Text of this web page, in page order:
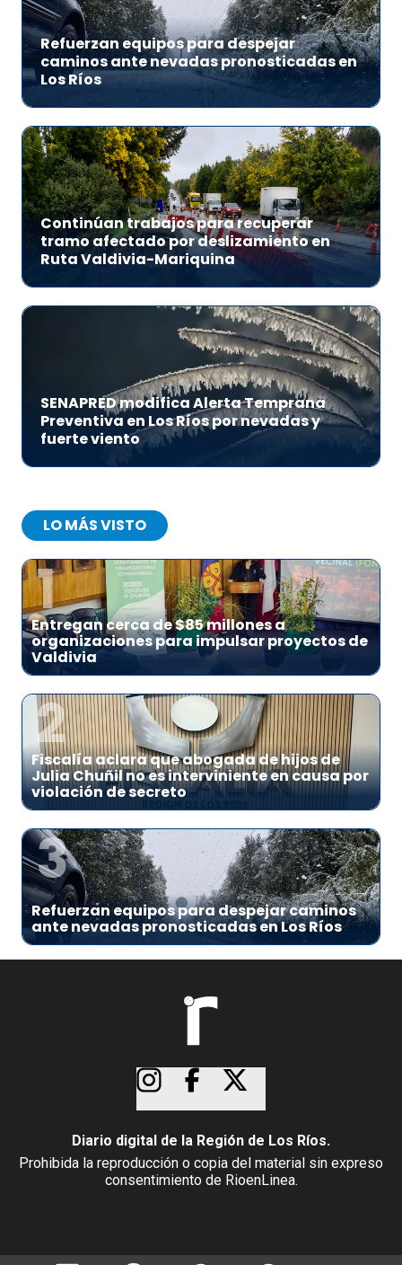
Refuerzan equipos para despejar
caminos ante nevadas pronosticadas en
Los Ríos
Continúan trabajos para recuperar
tramo afectado por deslizamiento en
Ruta Valdivia-Mariquina
SENAPRED modifica Alerta Temprana
Preventiva en Los Ríos por nevadas y
fuerte viento
LO MÁS VISTO
1
Entregan cerca de $85 millones a
organizaciones para impulsar proyectos de
Valdivia
2
Fiscalía aclara que abogada de hijos de
Julia Chuñil no es interviniente en causa por
violación de secreto
3
Refuerzan equipos para despejar caminos
ante nevadas pronosticadas en Los Ríos
Diario digital de la Región de Los Ríos.
Prohibida la reproducción o copia del material sin expreso
consentimiento de RioenLinea.